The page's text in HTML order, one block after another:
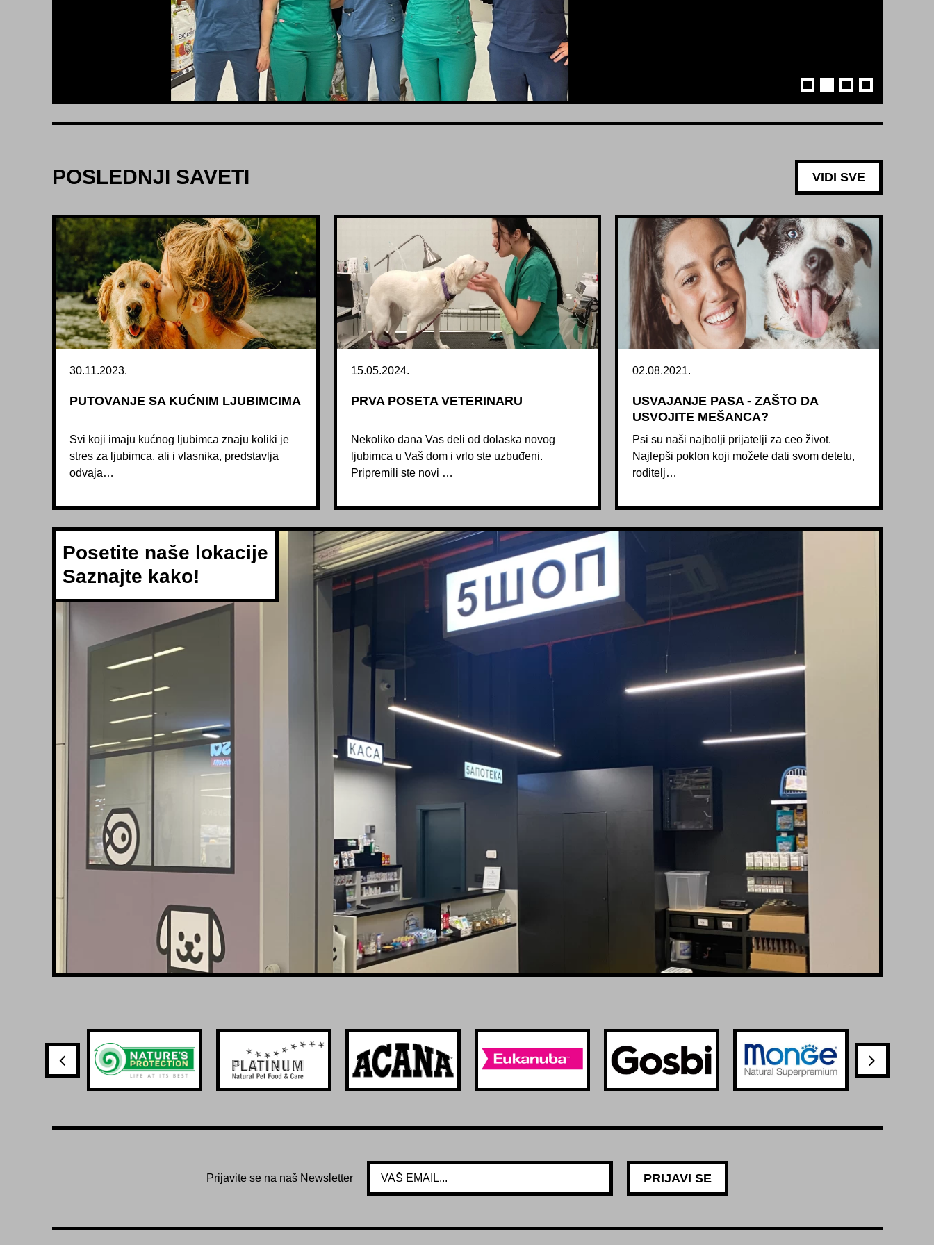
VIDI JOŠ
POSLEDNJI SAVETI VIDI SVE
30.11.2023.
PUTOVANJE SA KUĆNIM LJUBIMCIMA
Svi koji imaju kućnog ljubimca znaju koliki je
stres za ljubimca, ali i vlasnika, predstavlja
odvaja…
15.05.2024.
PRVA POSETA VETERINARU
Nekoliko dana Vas deli od dolaska novog
ljubimca u Vaš dom i vrlo ste uzbuđeni.
Pripremili ste novi …
02.08.2021.
USVAJANJE PASA - ZAŠTO DA
USVOJITE MEŠANCA?
Psi su naši najbolji prijatelji za ceo život.
Najlepši poklon koji možete dati svom detetu,
roditelj…
Posetite naše lokacije
Saznajte kako!
Prijavite se na naš Newsletter PRIJAVI SE